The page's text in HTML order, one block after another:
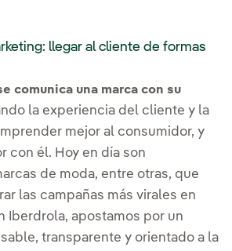
llegar al cliente de formas
comunica una marca con su
la experiencia del cliente y la
mejor al consumidor, y
con él. Hoy en día son
de moda, entre otras, que
las campañas más virales en
Iberdrola, apostamos por un
transparente y orientado a la